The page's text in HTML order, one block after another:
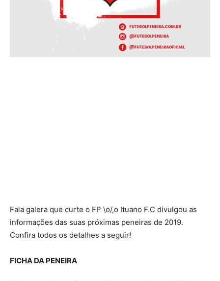
Fala galera que curte o FP \o/,o Ituano F.C divulgou as
informações das suas próximas peneiras de 2019.
Confira todos os detalhes a seguir!
FICHA DA PENEIRA